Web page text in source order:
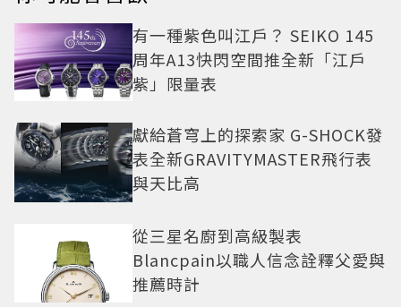
有一種紫色叫江戶？ SEIKO 145
周年A13快閃空間推全新「江戶
紫」限量表
獻給蒼穹上的探索家 G-SHOCK發
表全新GRAVITYMASTER飛行表
與天比高
從三星名廚到高級製表
Blancpain以職人信念詮釋父愛與
推薦時計